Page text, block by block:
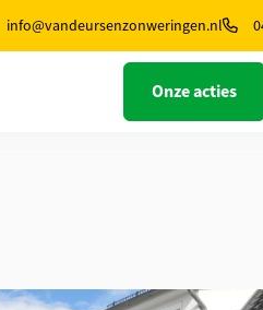
Onze acties
info@vandeursenzonweringen.nl